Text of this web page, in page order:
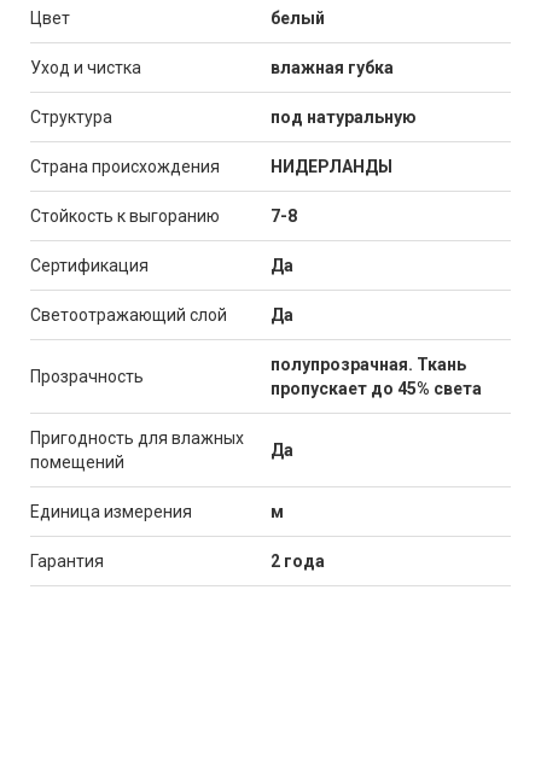
Цвет белый
Уход и чистка влажная губка
Структура под натуральную
Страна происхождения НИДЕРЛАНДЫ
Стойкость к выгоранию 7-8
Сертификация Да
Светоотражающий слой Да
Прозрачность
полупрозрачная. Ткань
пропускает до 45% света
Пригодность для влажных
помещений
Да
Единица измерения м
Гарантия 2 года